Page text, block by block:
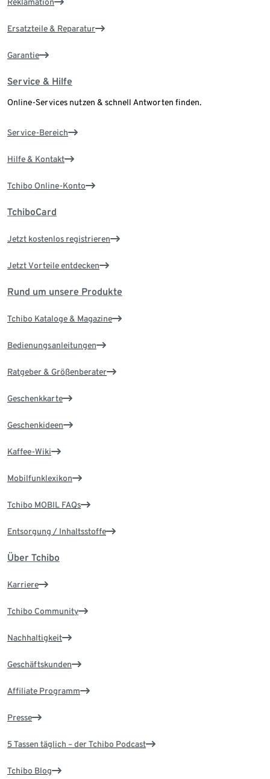
Reklamation
Ersatzteile & Reparatur
Garantie
Service & Hilfe
Online-Services nutzen & schnell Antworten finden.
Service-Bereich
Hilfe & Kontakt
Tchibo Online-Konto
TchiboCard
Jetzt kostenlos registrieren
Jetzt Vorteile entdecken
Rund um unsere Produkte
Tchibo Kataloge & Magazine
Bedienungsanleitungen
Ratgeber & Größenberater
Geschenkkarte
Geschenkideen
Kaffee-Wiki
Mobilfunklexikon
Tchibo MOBIL FAQs
Entsorgung / Inhaltsstoffe
Über Tchibo
Karriere
Tchibo Community
Nachhaltigkeit
Geschäftskunden
Affiliate Programm
Presse
5 Tassen täglich – der Tchibo Podcast
Tchibo Blog